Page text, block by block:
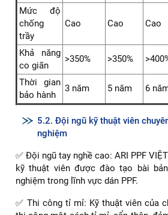
5.1. Sử dụng PPF ARI - USA
nhà sản xuất uy tín
✅ Chất liệu cao cấp: PPF ARI
TPU cao cấp nhập khẩu trực tiếp từ
khả năng chống trầy xước và bảo vệ
✅ Độ dày hoàn hảo: Phim PPF ARI
hưởng đến thẩm mỹ của xe.
trội như khả năng tự phục hồi vết
bụi bẩn... giúp giữ cho xe luôn mới